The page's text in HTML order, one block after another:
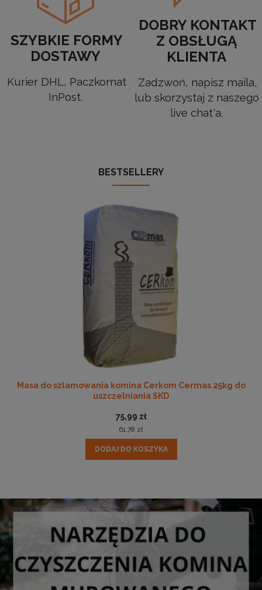
SZYBKIE FORMY
DOSTAWY
Kurier DHL, Paczkomat
InPost.
DOBRY KONTAKT
Z OBSŁUGĄ
KLIENTA
Zadzwoń, napisz maila,
lub skorzystaj z naszego
live chat'a.
BESTSELLERY
Masa do szlamowania komina Cerkom Cermas 25kg do
uszczelniania SKD
75,99 zł
61,78 zł
DODAJ DO KOSZYKA